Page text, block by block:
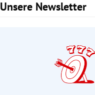
Unsere Newsletter
Slide 1 von 2